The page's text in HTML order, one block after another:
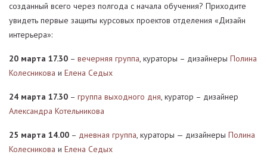
созданный всего через полгода с начала обучения? Приходите
увидеть первые защиты курсовых проектов отделения «Дизайн
интерьера»:
20 марта 17.30 – вечерняя группа, кураторы – дизайнеры Полина
Колесникова и Елена Седых
24 марта 17.30 – группа выходного дня, куратор – дизайнер
Александра Котельникова
25 марта 14.00 – дневная группа, кураторы — дизайнеры Полина
Колесникова и Елена Седых